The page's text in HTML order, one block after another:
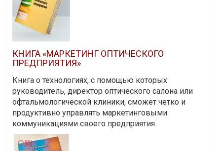
КНИГА «МАРКЕТИНГ ОПТИЧЕСКОГО
ПРЕДПРИЯТИЯ»
Книга о технологиях, с помощью которых
руководитель, директор оптического салона или
офтальмологической клиники, сможет четко и
продуктивно управлять маркетинговыми
коммуникациями своего предприятия.